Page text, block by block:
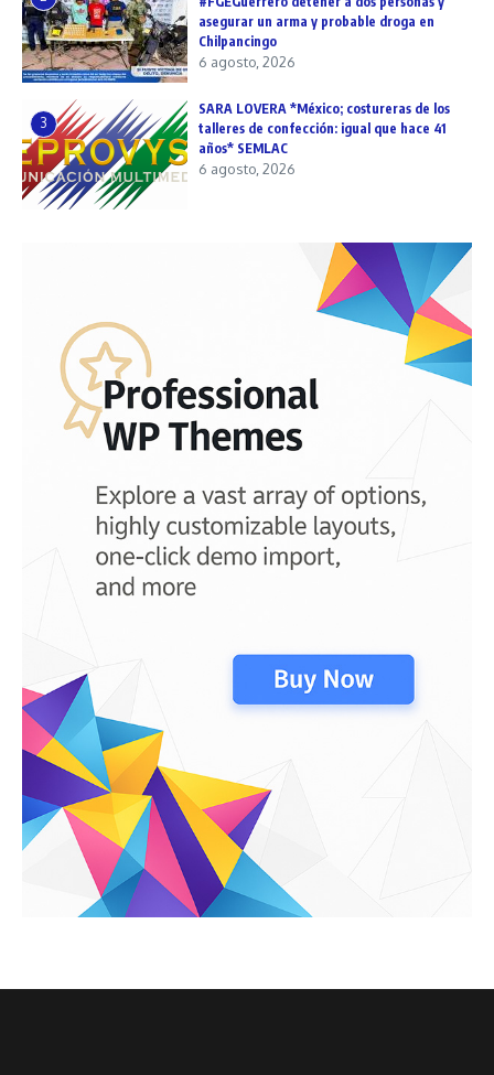
asegurar un arma y probable droga en
Chilpancingo
6 agosto, 2026
3
SARA LOVERA *México; costureras de los
talleres de confección: igual que hace 41
años* SEMLAC
6 agosto, 2026